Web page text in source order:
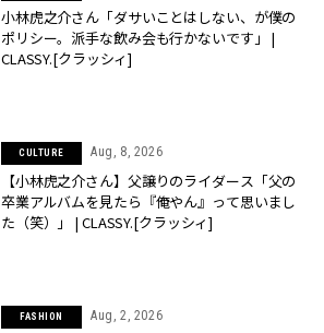
小林虎之介さん「ダサいことはしない、が僕の
ポリシー。派手な飲み会も行かないです」 |
CLASSY.[クラッシィ]
CULTURE Aug, 8, 2026
【小林虎之介さん】父譲りのライダース「父の
卒業アルバムを見たら『俺やん』って思いまし
た（笑）」 | CLASSY.[クラッシィ]
FASHION Aug, 2, 2026